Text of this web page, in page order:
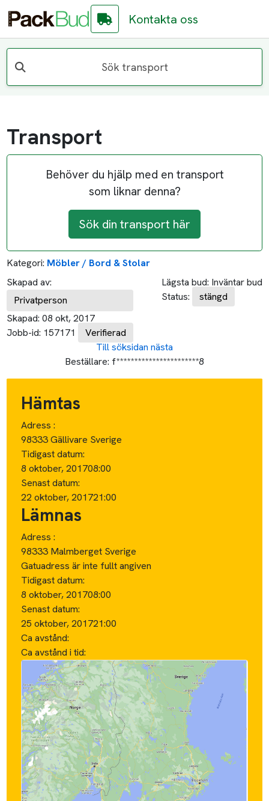
Kontakta oss
Sök transport
Transport
Behöver du hjälp med en transport
som liknar denna?
Sök din transport här
Kategori: Möbler / Bord & Stolar
Skapad av:
Privatperson
Skapad: 08 okt, 2017
Jobb-id: 157171 Verifierad
Lägsta bud: Inväntar bud
Status:
stängd
Till söksidan nästa
Beställare: f***********************8
Hämtas
Adress :
98333 Gällivare Sverige
Tidigast datum:
8 oktober, 201708:00
Senast datum:
22 oktober, 201721:00
Lämnas
Adress :
98333 Malmberget Sverige
Gatuadress är inte fullt angiven
Tidigast datum:
8 oktober, 201708:00
Senast datum:
25 oktober, 201721:00
Ca avstånd:
Ca avstånd i tid: